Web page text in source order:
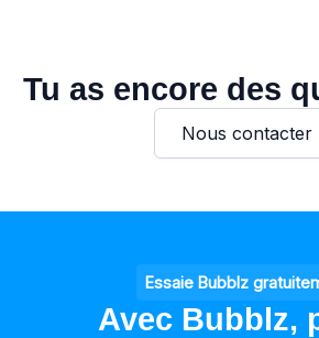
Tu as encore des
Nous contacter
Essaie Bubblz
Avec Bubblz,